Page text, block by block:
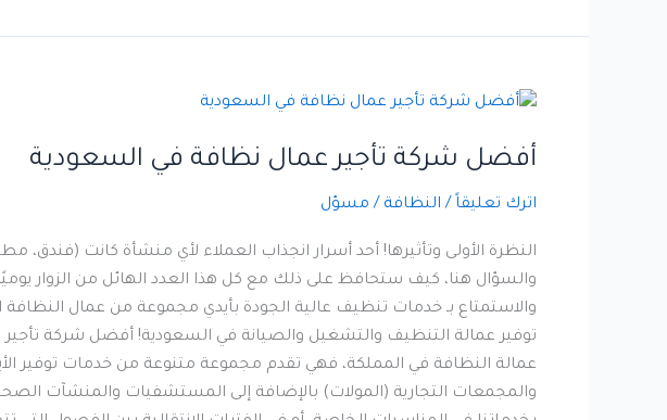
أفضل شركة تأجير عمال نظافة في السعودية
اترك تعليقاً / النظافة / مسؤل
النظرة الأولى وتأثيرها! أحد أسرار انجذاب العملاء لأي منشأة كانت (فندق،
والسؤال هنا، كيف ستحافظ على ذلك مع كل هذا العدد الهائل من الزوار
والاستمتاع بـ خدمات تنظيف عالية الجودة بأيدي مجموعة من عمال
توفير عمالة التنظيف والتشغيل والصيانة في السعودية! أفضل شركة
عمالة النظافة في المملكة، فهي تقدم مجموعة متنوعة من خدمات توفير
والمجمعات التجارية (المولات) بالإضافة إلى المستشفيات والمنشآت
أفضل
تأجير
نظافة
في
السعودية